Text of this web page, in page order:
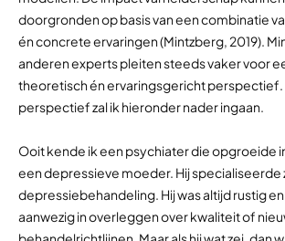
doorgronden op basis van een combinatie
én concrete ervaringen (Mintzberg, 2019).
anderen experts pleiten steeds vaker voor
theoretisch én ervaringsgericht perspectief.
perspectief zal ik hieronder nader ingaan.
Ooit kende ik een psychiater die opgroeide
een depressieve moeder. Hij specialiseerde
depressiebehandeling. Hij was altijd rustig
aanwezig in overleggen over kwaliteit of